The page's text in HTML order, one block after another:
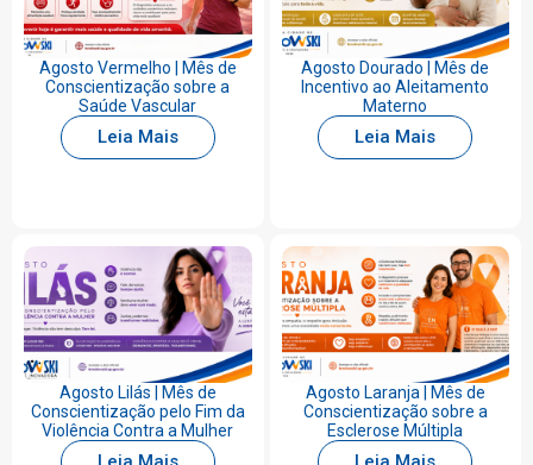
Agosto Vermelho | Mês de
Conscientização sobre a
Saúde Vascular
Leia Mais
Agosto Dourado | Mês de
Incentivo ao Aleitamento
Materno
Leia Mais
Agosto Lilás | Mês de
Conscientização pelo Fim da
Violência Contra a Mulher
Agosto Laranja | Mês de
Conscientização sobre a
Esclerose Múltipla